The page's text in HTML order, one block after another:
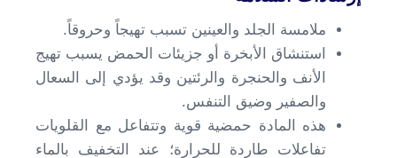
ملامسة الجلد والعينين تسبب تهيجاً وحروقاً.
استنشاق الأبخرة أو جزيئات الحمض يسبب تهيج
الأنف والحنجرة والرئتين وقد يؤدي إلى السعال
والصفير وضيق التنفس.
هذه المادة حمضية قوية وتتفاعل مع القلويات
تفاعلات طاردة للحرارة؛ عند التخفيف بالماء